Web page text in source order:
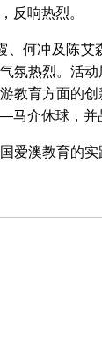
反响热烈。
何冲及陈艾
氛热烈。活
教育方面的
介休球，并
爱澳教育的